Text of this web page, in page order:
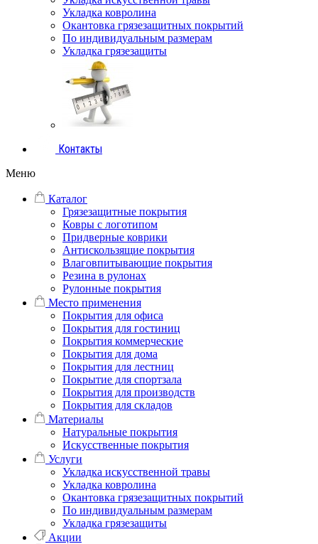
Укладка ковролина
Окантовка грязезащитных покрытий
По индивидуальным размерам
Укладка грязезащиты
Контакты
Меню
Каталог
Грязезащитные покрытия
Ковры с логотипом
Придверные коврики
Антискользящие покрытия
Влаговпитывающие покрытия
Резина в рулонах
Рулонные покрытия
Место применения
Покрытия для офиса
Покрытия для гостиниц
Покрытия коммерческие
Покрытия для дома
Покрытия для лестниц
Покрытие для спортзала
Покрытия для производств
Покрытия для складов
Материалы
Натуральные покрытия
Искусственные покрытия
Услуги
Укладка искусственной травы
Укладка ковролина
Окантовка грязезащитных покрытий
По индивидуальным размерам
Укладка грязезащиты
Акции